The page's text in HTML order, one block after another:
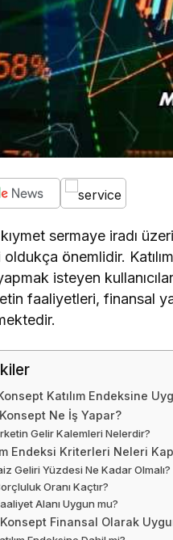
sermaye iradı
oldukça önemlidir.
isteyen
faaliyetleri, finansal
Katılım Endeksine
Ne İş Yapar?
Gelir Kalemleri Nelerdir?
Endeksi Kriterleri Neleri
Geliri Yüzdesi Ne Kadar Olmalı?
Oranı Kaçtır?
Alanı Uygun mu?
Finansal Olarak